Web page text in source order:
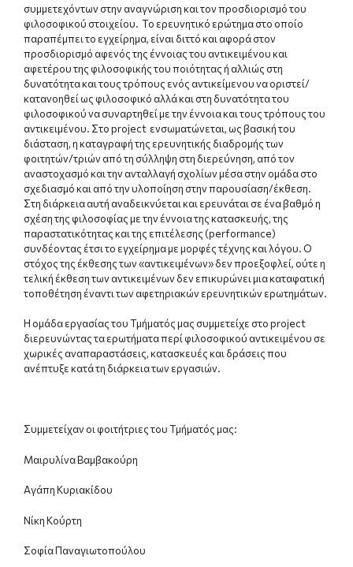
συμμετεχόντων στην αναγνώριση και τον προσδιορισμό του
φιλοσοφικού στοιχείου. Το ερευνητικό ερώτημα στο οποίο
παραπέμπει το εγχείρημα, είναι διττό και αφορά στον
προσδιορισμό αφενός της έννοιας του αντικειμένου και
αφετέρου της φιλοσοφικής του ποιότητας ή αλλιώς στη
δυνατότητα και τους τρόπους ενός αντικείμενου να οριστεί/
κατανοηθεί ως φιλοσοφικό αλλά και στη δυνατότητα του
φιλοσοφικού να συναρτηθεί με την έννοια και τους τρόπους του
αντικειμένου. Στo project ενσωματώνεται, ως βασική του
διάσταση, η καταγραφή της ερευνητικής διαδρομής των
φοιτητών/τριών από τη σύλληψη στη διερεύνηση, από τον
αναστοχασμό και την ανταλλαγή σχολίων μέσα στην ομάδα στο
σχεδιασμό και από την υλοποίηση στην παρουσίαση/έκθεση.
Στη διάρκεια αυτή αναδεικνύεται και ερευνάται σε ένα βαθμό η
σχέση της φιλοσοφίας με την έννοια της κατασκευής, της
παραστατικότητας και της επιτέλεσης (performance)
συνδέοντας έτσι το εγχείρημα με μορφές τέχνης και λόγου. Ο
στόχος της έκθεσης των «αντικειμένων» δεν προεξοφλεί, ούτε η
τελική έκθεση των αντικειμένων δεν επικυρώνει μια καταφατική
τοποθέτηση έναντι των αφετηριακών ερευνητικών ερωτημάτων.
Η ομάδα εργασίας του Τμήματός μας συμμετείχε στο project
διερευνώντας τα ερωτήματα περί φιλοσοφικού αντικειμένου σε
χωρικές αναπαραστάσεις, κατασκευές και δράσεις που
ανέπτυξε κατά τη διάρκεια των εργασιών.
Συμμετείχαν οι φοιτήτριες του Τμήματός μας:
Μαιρυλίνα Βαμβακούρη
Αγάπη Κυριακίδου
Νίκη Κούρτη
Σοφία Παναγιωτοπούλου